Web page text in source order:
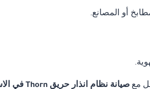
أو المصانع.
مع صيانة نظام انذار حريق Thorn في الاسكندرية